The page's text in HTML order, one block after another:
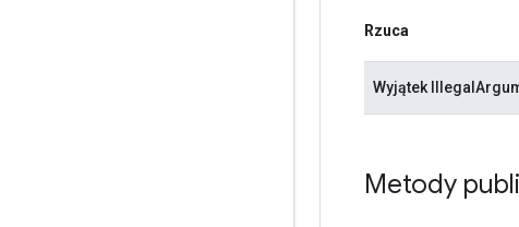
Rzuca
Wyjątek
Metody